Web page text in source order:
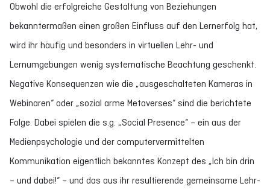
Obwohl die erfolgreiche Gestaltung von Beziehungen
bekanntermaßen einen großen Einfluss auf den Lernerfolg hat,
wird ihr häufig und besonders in virtuellen Lehr- und
Lernumgebungen wenig systematische Beachtung geschenkt.
Negative Konsequenzen wie die „ausgeschalteten Kameras in
Webinaren“ oder „sozial arme Metaverses“ sind die berichtete
Folge. Dabei spielen die s.g. „Social Presence“ – ein aus der
Medienpsychologie und der computervermittelten
Kommunikation eigentlich bekanntes Konzept des „Ich bin drin
– und dabei!“ – und das aus ihr resultierende gemeinsame Lehr-